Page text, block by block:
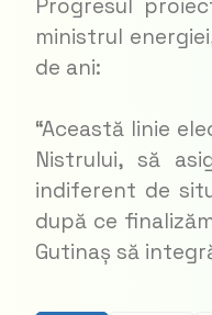
Progresul
ministrul
de ani:
“Această linie
Nistrului, să
indiferent de
după ce
Gutinaș să